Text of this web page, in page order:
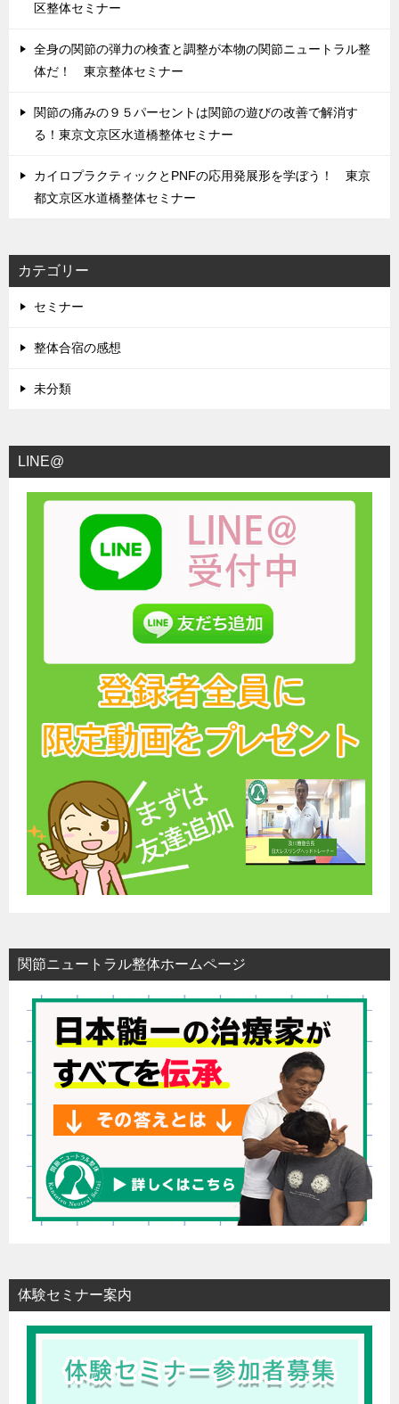
区整体セミナー
全身の関節の弾力の検査と調整が本物の関節ニュートラル整
体だ！ 東京整体セミナー
関節の痛みの９５パーセントは関節の遊びの改善で解消す
る！東京文京区水道橋整体セミナー
カイロプラクティックとPNFの応用発展形を学ぼう！ 東京
都文京区水道橋整体セミナー
カテゴリー
セミナー
整体合宿の感想
未分類
LINE@
関節ニュートラル整体ホームページ
体験セミナー案内